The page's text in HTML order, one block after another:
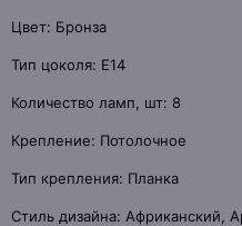
Цвет: Бронза
Тип цоколя: E14
Количество ламп, шт: 8
Крепление: Потолочное
Тип крепления: Планка
Стиль дизайна: Африканский,